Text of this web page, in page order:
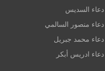
دعاء السديس
دعاء منصور السالمي
دعاء محمد جبريل
دعاء ادريس أبكر